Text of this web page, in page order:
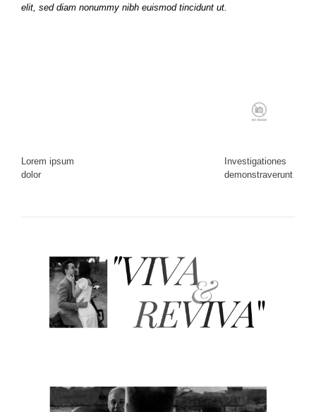
elit, sed diam nonummy nibh euismod tincidunt ut.
Lorem ipsum
dolor
Investigationes
demonstraverunt